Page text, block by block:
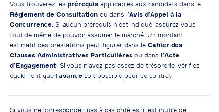
Vous trouverez les prérequis applicables aux candidats dans le
Règlement de Consultation ou dans l’Avis d’Appel à la
Concurrence. Si aucun prérequis n’est indiqué, assurez vous
tout de même de pouvoir assumer le marché. Un montant
estimatif des prestations peut figurer dans le Cahier des
Clauses Administratives Particulières ou dans l’Acte
d’Engagement. Si vous n’avez pas assez de trésorerie, vérifiez
également que l’avance soit possible pour ce contrat.
Si vous ne correspondez pas à ces critères, il est inutile de